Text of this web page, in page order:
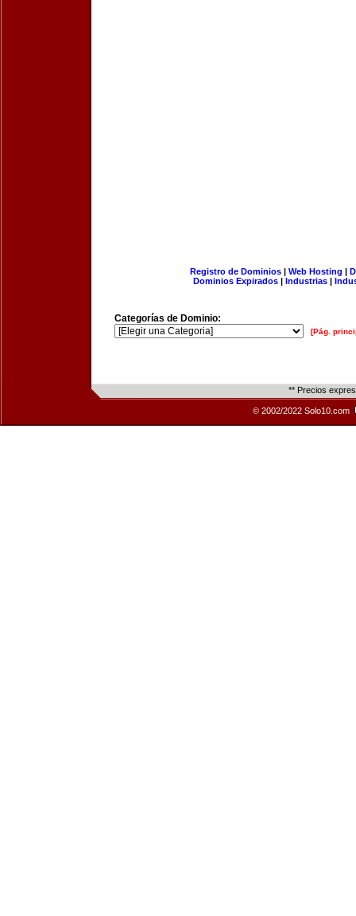
Registro de Dominios| Web Hosting |
Dominios Expirados | Industrias |
Categorías de Dominio:
[Pág.
** Precios
© 2002/2022 Solo10.com